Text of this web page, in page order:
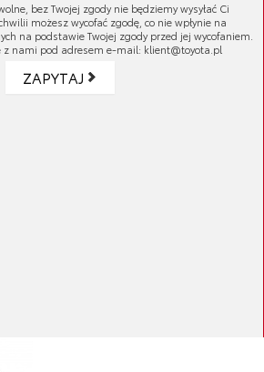
bez Twojej zgody nie będziemy wysyłać Ci
możesz wycofać zgodę, co nie wpłynie na
na podstawie Twojej zgody przed jej wycofaniem.
nami pod adresem e-mail: klient@toyota.pl
ZAPYTAJ